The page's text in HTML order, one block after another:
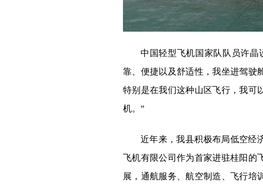
中国轻型飞机国家队队员许
靠、便捷以及舒适性，我坐进驾驶
特别是在我们这种山区飞行，我可
机。”
近年来，我县积极布局低空经
飞机有限公司作为首家进驻桂阳的
展，通航服务、航空制造、飞行培